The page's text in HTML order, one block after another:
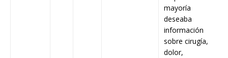
mayoría
deseaba
información
sobre cirugía,
dolor,